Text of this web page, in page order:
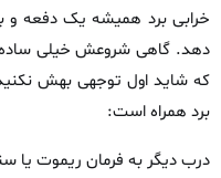
خرابی برد همیشه یک‌ دفعه و
دهد. گاهی شروعش خیلی
که شاید اول توجهی بهش
برد همراه است:
درب دیگر به فرمان ریموت یا